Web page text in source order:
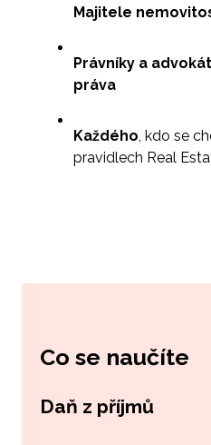
Majitele
Právníky a
práva
Každého , kdo se
pravidlech Real
Co se naučíte
Daň z příjmů